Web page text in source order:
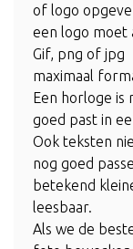
of logo
een logo moet
Gif, png of jpg
maximaal
Een horloge is
goed past in
Ook teksten
nog goed
betekend
leesbaar.
Als we de